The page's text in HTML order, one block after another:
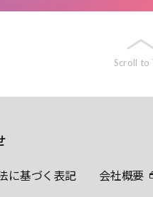
Scroll to
に基づく表記 会社概要